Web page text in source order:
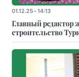
01.12.25 - 14:13
Главный редактор
строительство